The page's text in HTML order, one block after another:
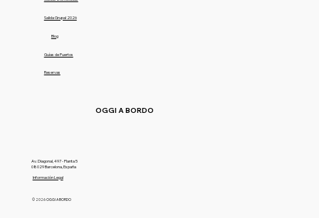
OGGI A BORDO
Av. Diagonal, 497 - Planta 5
08029 Barcelona, España
Información Legal
© 2026 OGGI A BORDO
Salida Grupal 2026
Guías de Puertos
Blog
Reservas